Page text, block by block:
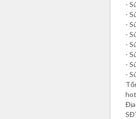
-
-
-
-
-
-
-
-